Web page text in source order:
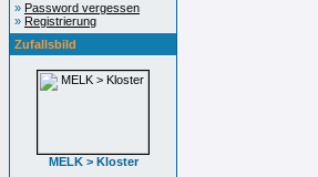
» Password vergessen
» Registrierung
Zufallsbild
MELK > Kloster